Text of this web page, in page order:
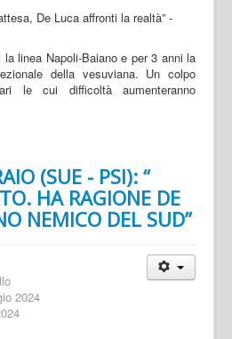
linea Napoli-Baiano e per 3 anni la
della vesuviana. Un colpo
le cui difficoltà aumenteranno
(SUE - PSI): “
HA RAGIONE DE
NEMICO DEL SUD”
2024